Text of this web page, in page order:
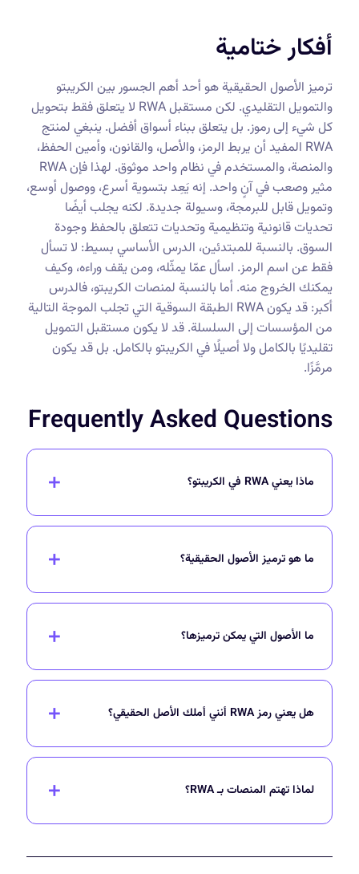
أفكار ختامية
ترميز الأصول الحقيقية هو أحد أهم الجسور بين الكريبتو
والتمويل التقليدي. لكن مستقبل RWA لا يتعلق فقط بتحويل
كل شيء إلى رموز. بل يتعلق ببناء أسواق أفضل. ينبغي لمنتج
RWA المفيد أن يربط الرمز، والأصل، والقانون، وأمين الحفظ،
والمنصة، والمستخدم في نظام واحد موثوق. لهذا فإن RWA
مثير وصعب في آنٍ واحد. إنه يَعِد بتسوية أسرع، ووصول أوسع،
وتمويل قابل للبرمجة، وسيولة جديدة. لكنه يجلب أيضًا
تحديات قانونية وتنظيمية وتحديات تتعلق بالحفظ وجودة
السوق. بالنسبة للمبتدئين، الدرس الأساسي بسيط: لا تسأل
فقط عن اسم الرمز. اسأل عمّا يمثّله، ومن يقف وراءه، وكيف
يمكنك الخروج منه. أما بالنسبة لمنصات الكريبتو، فالدرس
أكبر: قد يكون RWA الطبقة السوقية التي تجلب الموجة التالية
من المؤسسات إلى السلسلة. قد لا يكون مستقبل التمويل
تقليديًا بالكامل ولا أصيلًا في الكريبتو بالكامل. بل قد يكون
مرمَّزًا.
Frequently Asked Questions
ماذا يعني RWA في الكريبتو؟
ما هو ترميز الأصول الحقيقية؟
ما الأصول التي يمكن ترميزها؟
هل يعني رمز RWA أنني أملك الأصل الحقيقي؟
لماذا تهتم المنصات بـ RWA؟